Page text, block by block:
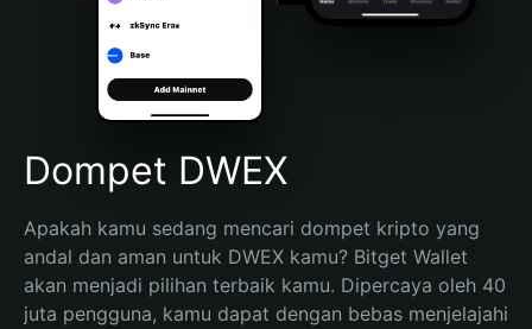
Português (Brasil)
Español (Argentina)
Dompet DWEX
Apakah kamu sedang mencari dompet kripto yang
andal dan aman untuk DWEX kamu? Bitget Wallet
akan menjadi pilihan terbaik kamu. Dipercaya oleh 40
juta pengguna, kamu dapat dengan bebas menjelajahi